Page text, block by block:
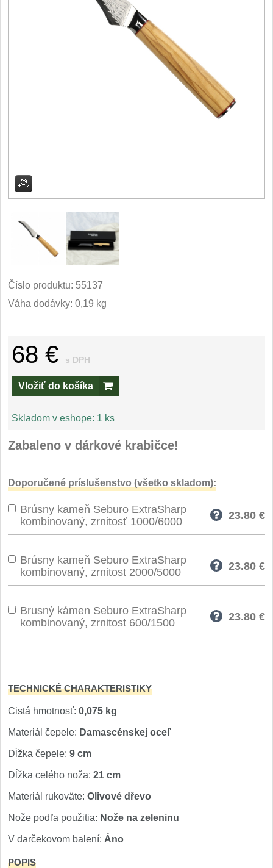
Porcovací nože
Japonské nože 57
Zavírací nože
Taktické
Turistické 7
Taktické
Outdoorové 9
Vrhacie
Záchranárske 4
Ostrenie nožov
Brusné kameny
Doplňky a díly 4
Nože SEBURO
Nože Seburo SARADA 93
Nože Seburo SUBAJA 92
Číslo produktu: 55137
Váha dodávky: 0,19 kg
68 € s DPH
Vložiť do košíka
Skladom v eshope: 1 ks
Zabaleno v dárkové krabičce!
Doporučené príslušenstvo (všetko skladom):
Brúsny kameň Seburo ExtraSharp
kombinovaný, zrnitosť 1000/6000
23.80 €
Brúsny kameň Seburo ExtraSharp
kombinovaný, zrnitost 2000/5000
23.80 €
Brusný kámen Seburo ExtraSharp
kombinovaný, zrnitost 600/1500
23.80 €
TECHNICKÉ CHARAKTERISTIKY
Cistá hmotnosť: 0,075 kg
Materiál čepele: Damascénskej oceľ
Dĺžka čepele: 9 cm
Dĺžka celého noža: 21 cm
Materiál rukoväte: Olivové dřevo
Nože podľa použitia: Nože na zeleninu
V darčekovom balení: Áno
POPIS